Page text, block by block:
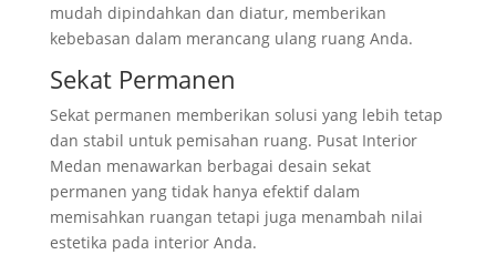
mudah dipindahkan dan diatur, memberikan
kebebasan dalam merancang ulang ruang Anda.
Sekat Permanen
Sekat permanen memberikan solusi yang lebih tetap
dan stabil untuk pemisahan ruang. Pusat Interior
Medan menawarkan berbagai desain sekat
permanen yang tidak hanya efektif dalam
memisahkan ruangan tetapi juga menambah nilai
estetika pada interior Anda.